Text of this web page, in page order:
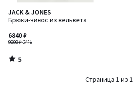
JACK & JONES
Брюки-чинос из вельвета
9000 ₽-24%
6840 ₽
5
/
5
/
Страница 1 из 1